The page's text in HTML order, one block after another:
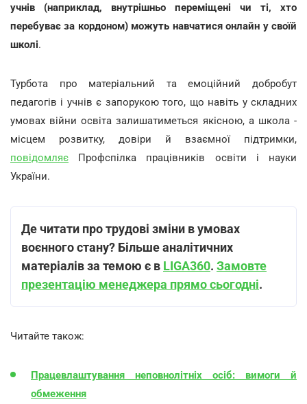
учнів (наприклад, внутрішньо переміщені чи ті, хто
перебуває за кордоном) можуть навчатися онлайн у своїй
школі.
Турбота про матеріальний та емоційний добробут
педагогів і учнів є запорукою того, що навіть у складних
умовах війни освіта залишатиметься якісною, а школа -
місцем розвитку, довіри й взаємної підтримки,
повідомляє Профспілка працівників освіти і науки
України.
Де читати про трудові зміни в умовах
воєнного стану? Більше аналітичних
матеріалів за темою є в LIGA360. Замовте
презентацію менеджера прямо сьогодні.
Читайте також:
Працевлаштування неповнолітніх осіб: вимоги й
обмеження